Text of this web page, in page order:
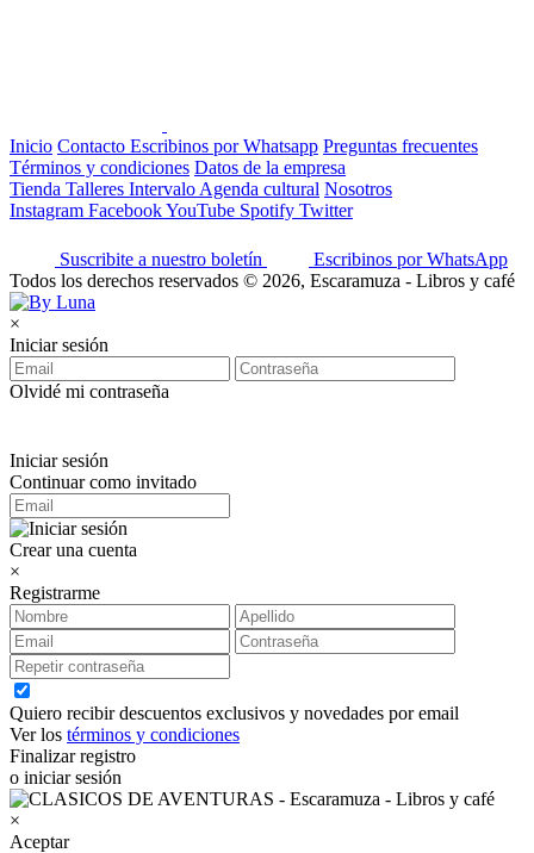
Inicio Contacto Escribinos por Whatsapp Preguntas frecuentes
Términos y condiciones Datos de la empresa
Tienda Talleres Intervalo Agenda cultural Nosotros
Instagram FacebookYouTube Spotify Twitter
Suscribite a nuestro boletín
Escribinos por WhatsApp
Todos los derechos reservados © 2026, Escaramuza - Libros y café
×
Iniciar sesión
Olvidé mi contraseña
Iniciar sesión
Continuar como invitado
Crear una cuenta
×
Registrarme
Quiero recibir descuentos exclusivos y novedades por email
Ver los términos y condiciones
Finalizar registro
o iniciar sesión
×
Aceptar